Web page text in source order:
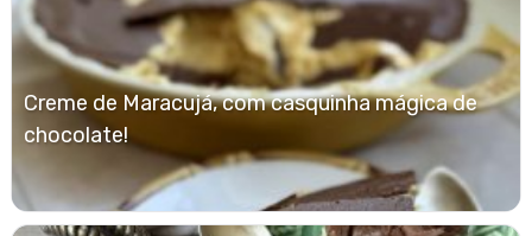
Creme de Maracujá, com casquinha mágica de
chocolate!